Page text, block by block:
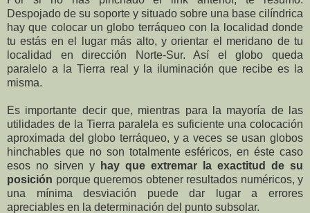
Despojado de su soporte y situado sobre una base cilíndrica
hay que colocar un globo terráqueo con la localidad donde
tu estás en el lugar más alto, y orientar el meridano de tu
localidad en dirección Norte-Sur. Así el globo queda
paralelo a la Tierra real y la iluminación que recibe es la
misma.
Es importante decir que, mientras para la mayoría de las
utilidades de la Tierra paralela es suficiente una colocación
aproximada del globo terráqueo, y a veces se usan globos
hinchables que no son totalmente esféricos, en éste caso
esos no sirven y
hay que extremar la exactitud de su
posición porque queremos obtener resultados numéricos, y
una mínima desviación puede dar lugar a errores
apreciables en la determinación del punto subsolar.